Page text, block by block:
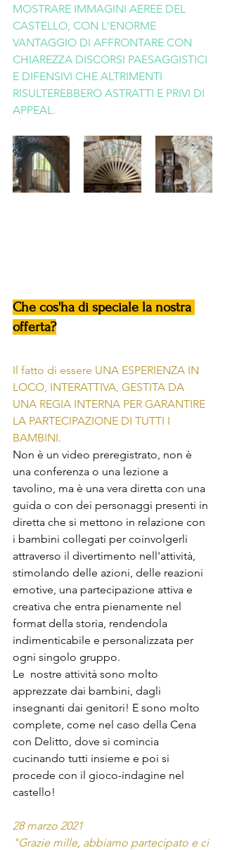
MOSTRARE IMMAGINI AEREE DEL
CASTELLO, CON L'ENORME
VANTAGGIO DI AFFRONTARE CON
CHIAREZZA DISCORSI PAESAGGISTICI
E DIFENSIVI CHE ALTRIMENTI
RISULTEREBBERO ASTRATTI E PRIVI DI
APPEAL.
Che cos'ha di speciale la nostra
offerta?
Il fatto di essere UNA ESPERIENZA IN
LOCO, INTERATTIVA, GESTITA DA
UNA REGIA INTERNA PER GARANTIRE
LA PARTECIPAZIONE DI TUTTI I
BAMBINI.
Non è un video preregistrato, non è
una conferenza o una lezione a
tavolino, ma è una vera diretta con una
guida o con dei personaggi presenti in
diretta che si mettono in relazione con
i bambini collegati per coinvolgerli
attraverso il divertimento nell'attività,
stimolando delle azioni, delle reazioni
emotive, una partecipazione attiva e
creativa che entra pienamente nel
format della storia, rendendola
indimenticabile e personalizzata per
ogni singolo gruppo.
Le  nostre attività sono molto
apprezzate dai bambini, dagli
insegnanti dai genitori! E sono molto
complete, come nel caso della Cena
con Delitto, dove si comincia
cucinando tutti insieme e poi si
procede con il gioco-indagine nel
castello!
28 marzo 2021
"Grazie mille, abbiamo partecipato e ci